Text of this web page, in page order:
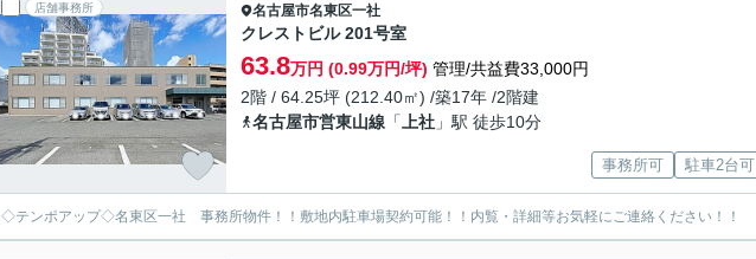
店舗事務所 名古屋市名東区一社
クレストビル 201号室
63.8万円 (0.99万円/坪) 管理/共益費33,000円
2階 / 64.25坪 (212.40㎡) /築17年 /2階建
名古屋市営東山線 「 上社 」駅 徒歩10分
事務所可 駐車2台可
◇テンポアップ◇名東区一社 事務所物件！！敷地内駐車場契約可能！！内覧・詳細等お気軽にご連絡ください！！